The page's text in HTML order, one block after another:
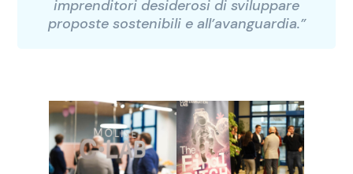
imprenditori desiderosi di sviluppare
proposte sostenibili e all’avanguardia.”